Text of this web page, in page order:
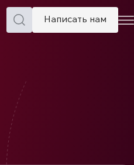
Написать нам